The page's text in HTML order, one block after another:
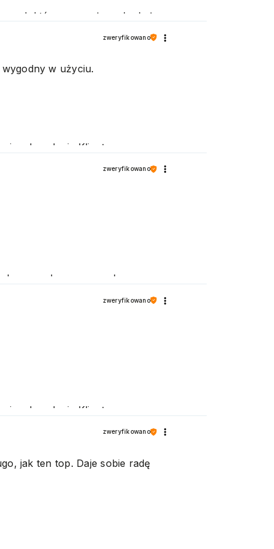
oraz usług, aby były
zadowolenie Klienta.
zweryfikowano
w użyciu.
do ponownych
zweryfikowano
zadowolenie Klienta.
zweryfikowano
zweryfikowano
jak ten top. Daje sobie radę